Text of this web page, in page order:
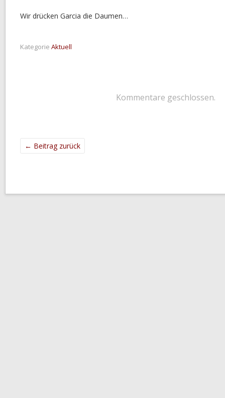
Wir drücken Garcia die Daumen…
Kategorie Aktuell
Kommentare geschlossen.
← Beitrag zurück